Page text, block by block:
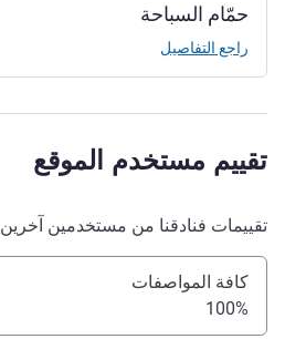
حمّام السباحة
راجع التفاصيل
تقييم مستخدم الموقع
تقييمات فنادقنا من مستخدمين آخرين
كافة المواصفات
100%